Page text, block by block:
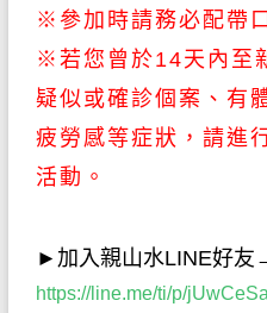
※參加時請務必配帶
※若您曾於14天內至
疑似或確診個案、有
疲勞感等症狀，請進
活動。
► 加入親山水LINE好友
https://line.me/ti/p/